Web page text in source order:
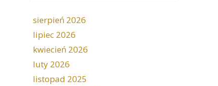
sierpień 2026
lipiec 2026
kwiecień 2026
luty 2026
listopad 2025